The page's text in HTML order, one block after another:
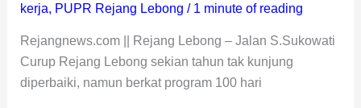
kerja, PUPR Rejang Lebong / 1 minute of reading
Rejangnews.com || Rejang Lebong – Jalan S.Sukowati
Curup Rejang Lebong sekian tahun tak kunjung
diperbaiki, namun berkat program 100 hari